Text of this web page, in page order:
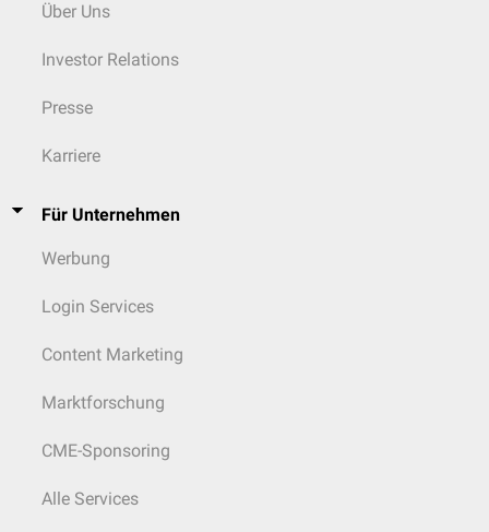
Über Uns
Investor Relations
Presse
Karriere
Für Unternehmen
Werbung
Login Services
Content Marketing
Marktforschung
CME-Sponsoring
Alle Services